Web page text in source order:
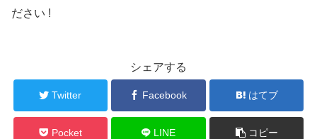
ださい !
シェアする
Twitter Facebook はてブ
Pocket LINE コピー